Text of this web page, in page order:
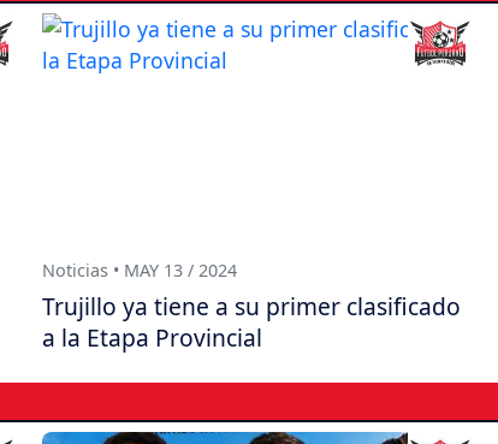
Noticias • MAY 13 / 2024
Trujillo ya tiene a su primer clasificado
a la Etapa Provincial